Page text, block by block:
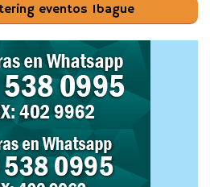
eventos Ibague